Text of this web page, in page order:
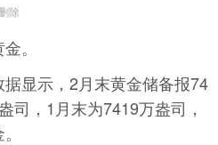
除
。
显示，2月末黄金储备报74
司，1月末为7419万盎司，